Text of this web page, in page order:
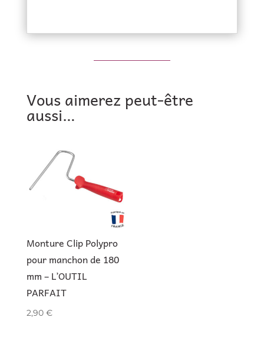
Vous aimerez peut-être
aussi…
Monture Clip Polypro
pour manchon de 180
mm – L’OUTIL
PARFAIT
2,90 €